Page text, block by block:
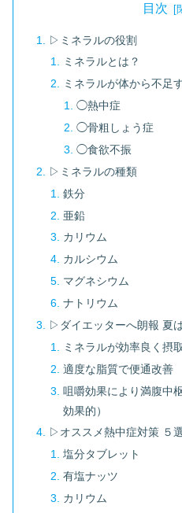
目次
▷ミネラルの役割
ミネラルとは？
ミネラルが体から不足
◯熱中症
◯骨粗しょう症
◯食欲不振
▷ミネラルの種類
鉄分
亜鉛
カリウム
カルシウム
マグネシウム
ナトリウム
▷ダイエッターへ朗報 夏
ミネラルが効率良く摂
適度な脂質で便通改善
咀嚼効果により満腹中
効果的）
▷オススメ熱中症対策 ５
塩分タブレット
有塩ナッツ
カリウム